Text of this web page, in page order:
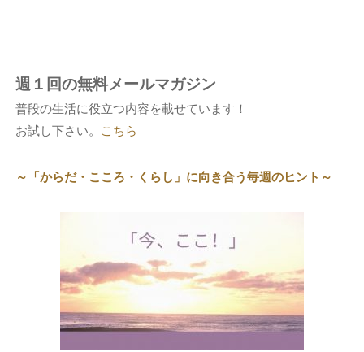
週１回の無料メールマガジン
普段の生活に役立つ内容を載せています！
お試し下さい。 こちら
～「からだ・こころ・くらし」に向き合う毎週のヒント～